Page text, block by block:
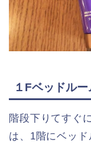
１Fベッドルー
階段下りてすぐ
は、1階にベッド